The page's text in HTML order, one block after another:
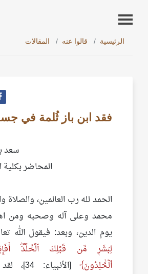
الرئيسية قالوا عنه المقالات
فقد ابن باز ثُلمة في
سعد
المحاضر بكلية
الحمد لله رب العالمين، والصلاة
محمد وعلى آله وصحبه ومن
يوم الدين، وبعد: فيقول الله
لِبَشَرٖ مِّن قَبۡلِكَ ٱلۡخُلۡدَۖ
ٱلۡخَٰلِدُونَ